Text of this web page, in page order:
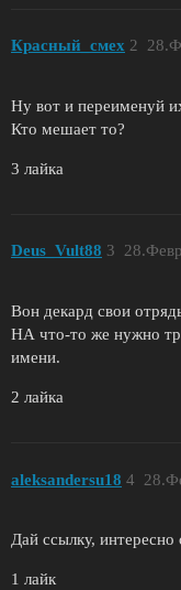
Красный_смех 2
Ну вот и переименуй
Кто мешает то?
3 лайка
Deus_Vult88 3
Вон декард свои
НА что-то же нужно
имени.
2 лайка
aleksandersu18 4
Дай ссылку, интересно
1 лайк